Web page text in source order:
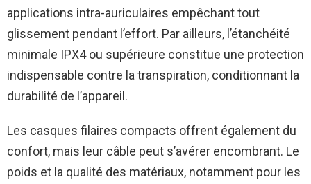
applications intra-auriculaires empêchant tout
glissement pendant l’effort. Par ailleurs, l’étanchéité
minimale IPX4 ou supérieure constitue une protection
indispensable contre la transpiration, conditionnant la
durabilité de l’appareil.
Les casques filaires compacts offrent également du
confort, mais leur câble peut s’avérer encombrant. Le
poids et la qualité des matériaux, notamment pour les